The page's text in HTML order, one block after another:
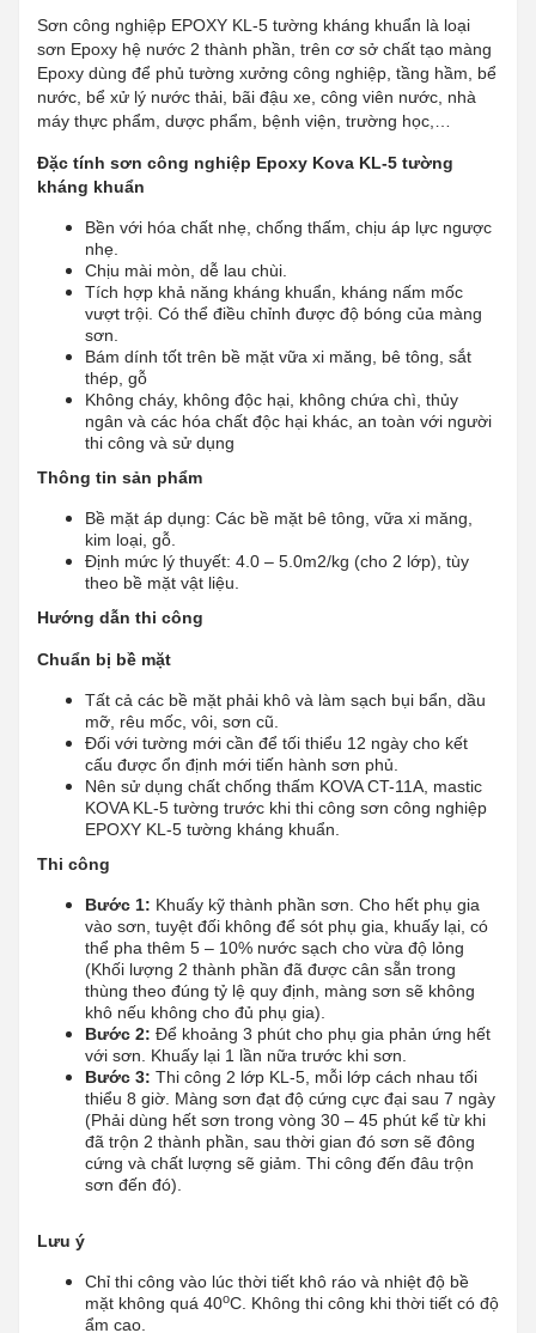
Sơn công nghiệp EPOXY KL-5 tường kháng khuẩn là loại
sơn Epoxy hệ nước 2 thành phần, trên cơ sở chất tạo màng
Epoxy dùng để phủ tường xưởng công nghiệp, tầng hầm, bể
nước, bể xử lý nước thải, bãi đậu xe, công viên nước, nhà
máy thực phẩm, dược phẩm, bệnh viện, trường học,…
Đặc tính sơn công nghiệp Epoxy Kova KL-5 tường
kháng khuẩn
Bền với hóa chất nhẹ, chống thấm, chịu áp lực ngược
nhẹ.
Chịu mài mòn, dễ lau chùi.
Tích hợp khả năng kháng khuẩn, kháng nấm mốc
vượt trội. Có thể điều chỉnh được độ bóng của màng
sơn.
Bám dính tốt trên bề mặt vữa xi măng, bê tông, sắt
thép, gỗ
Không cháy, không độc hại, không chứa chì, thủy
ngân và các hóa chất độc hại khác, an toàn với người
thi công và sử dụng
Thông tin sản phẩm
Bề mặt áp dụng: Các bề mặt bê tông, vữa xi măng,
kim loại, gỗ.
Định mức lý thuyết: 4.0 – 5.0m2/kg (cho 2 lớp), tùy
theo bề mặt vật liệu.
Hướng dẫn thi công
Chuẩn bị bề mặt
Tất cả các bề mặt phải khô và làm sạch bụi bẩn, dầu
mỡ, rêu mốc, vôi, sơn cũ.
Đối với tường mới cần để tối thiểu 12 ngày cho kết
cấu được ổn định mới tiến hành sơn phủ.
Nên sử dụng chất chống thấm KOVA CT-11A, mastic
KOVA KL-5 tường trước khi thi công sơn công nghiệp
EPOXY KL-5 tường kháng khuẩn.
Thi công
Bước 1: Khuấy kỹ thành phần sơn. Cho hết phụ gia
vào sơn, tuyệt đối không để sót phụ gia, khuấy lại, có
thể pha thêm 5 – 10% nước sạch cho vừa độ lỏng
(Khối lượng 2 thành phần đã được cân sẵn trong
thùng theo đúng tỷ lệ quy định, màng sơn sẽ không
khô nếu không cho đủ phụ gia).
Bước 2: Để khoảng 3 phút cho phụ gia phản ứng hết
với sơn. Khuấy lại 1 lần nữa trước khi sơn.
Bước 3: Thi công 2 lớp KL-5, mỗi lớp cách nhau tối
thiểu 8 giờ. Màng sơn đạt độ cứng cực đại sau 7 ngày
(Phải dùng hết sơn trong vòng 30 – 45 phút kể từ khi
đã trộn 2 thành phần, sau thời gian đó sơn sẽ đông
cứng và chất lượng sẽ giảm. Thi công đến đâu trộn
sơn đến đó).
Lưu ý
Chỉ thi công vào lúc thời tiết khô ráo và nhiệt độ bề
mặt không quá 40oC. Không thi công khi thời tiết có độ
ẩm cao.